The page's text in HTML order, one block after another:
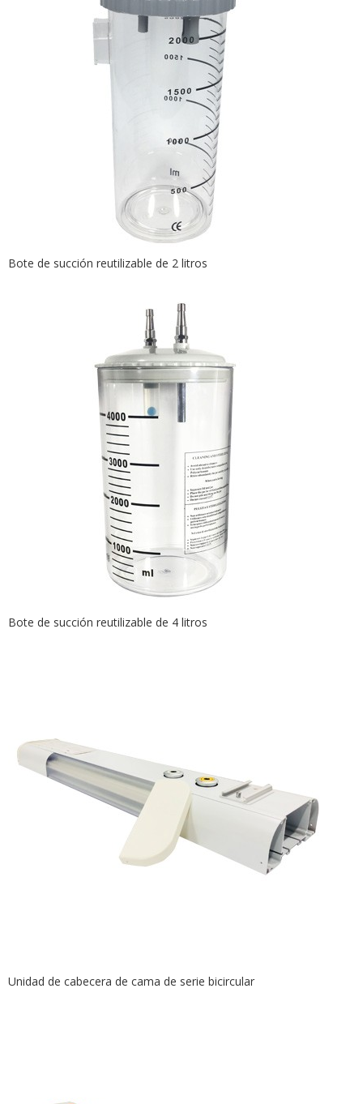
Bote de succión reutilizable de 2 litros
Bote de succión reutilizable de 4 litros
Unidad de cabecera de cama de serie bicircular